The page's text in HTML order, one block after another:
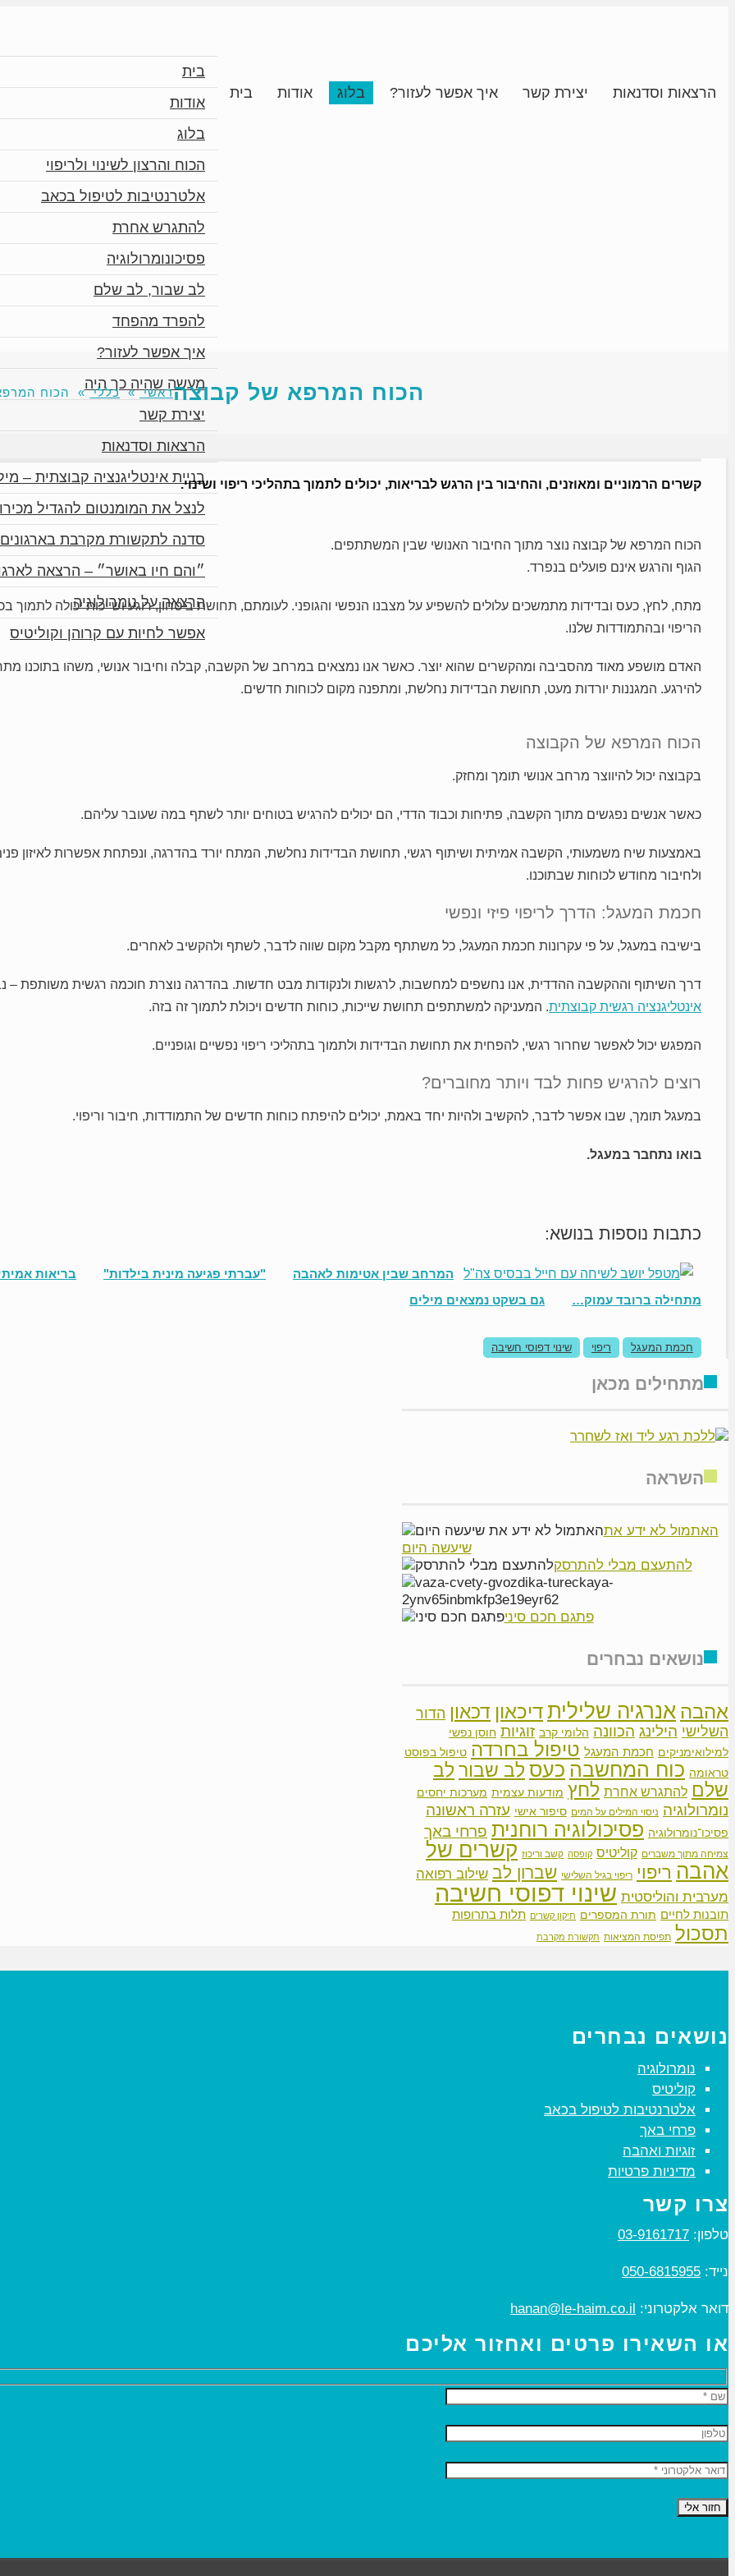
בית אודות בלוג איך אפשר לעזור? יצירת קשר הרצאות וסדנאות
בית
אודות
בלוג
הכוח והרצון לשינוי ולריפוי
אלטרנטיבות לטיפול בכאב
להתגרש אחרת
פסיכונומרולוגיה
לב שבור, לב שלם
להפרד מהפחד
איך אפשר לעזור?
מעשה שהיה כך היה
יצירת קשר
הרצאות וסדנאות
בניית אינטליגנציה קבוצתית –
לנצל את המומנטום להגדיל
סדנה לתקשורת מקרבת
״והם חיו באושר״ – הרצאה
הרצאה על נומרולוגיה
אפשר לחיות עם קרוהן וקוליטיס
הכוח המרפא של קבוצהראשי » כללי » הכוח
קשרים הרמוניים ומאוזנים, והחיבור בין הרגש לבריאות, יכולים לתמוך בתהליכי ריפוי ושינוי.
הכוח המרפא של קבוצה נוצר מתוך החיבור האנושי שבין המשתתפים.
הגוף והרגש אינם פועלים בנפרד.
מתח, לחץ, כעס ובדידות מתמשכים עלולים להשפיע על מצבנו הנפשי והגופני. לעומתם, תחושת ביטחון, רוגע ושייכות יכולה לתמוך
הריפוי ובהתמודדות שלנו.
האדם מושפע מאוד מהסביבה ומהקשרים שהוא יוצר. כאשר אנו נמצאים במרחב של הקשבה, קבלה וחיבור אנושי, משהו בתוכנו
להירגע. המגננות יורדות מעט, תחושת הבדידות נחלשת, ומתפנה מקום לכוחות חדשים.
הכוח המרפא של הקבוצה
בקבוצה יכול להיווצר מרחב אנושי תומך ומחזק.
כאשר אנשים נפגשים מתוך הקשבה, פתיחות וכבוד הדדי, הם יכולים להרגיש בטוחים יותר לשתף במה שעובר עליהם.
באמצעות שיח משמעותי, הקשבה אמיתית ושיתוף רגשי, תחושת הבדידות נחלשת, המתח יורד בהדרגה, ונפתחת אפשרות לאיזון
ולחיבור מחודש לכוחות שבתוכנו.
חכמת המעגל: הדרך לריפוי פיזי ונפשי
בישיבה במעגל, על פי עקרונות חכמת המעגל, כל משתתף מקבל מקום שווה לדבר, לשתף ולהקשיב לאחרים.
דרך השיתוף וההקשבה ההדדית, אנו נחשפים למחשבות, לרגשות ולנקודות מבט חדשות. בהדרגה נוצרת חוכמה רגשית משותפת –
אינטליגנציה רגשית קבוצתית. המעניקה למשתתפים תחושת שייכות, כוחות חדשים ויכולת לתמוך זה בזה.
המפגש יכול לאפשר שחרור רגשי, להפחית את תחושת הבדידות ולתמוך בתהליכי ריפוי נפשיים וגופניים.
רוצים להרגיש פחות לבד ויותר מחוברים?
במעגל תומך, שבו אפשר לדבר, להקשיב ולהיות יחד באמת, יכולים להיפתח כוחות חדשים של התמודדות, חיבור וריפוי.
בואו נתחבר במעגל.
כתבות נוספות בנושא:
המרחב שבין אטימות לאהבה "עברתי פגיעה מינית בילדות"
בריאות
מתחילה ברובד עמוק…
גם בשקט נמצאים מילים
חכמת המעגל ריפוי שינוי דפוסי חשיבה
מתחילים מכאן
השראה
האתמול לא ידע את
שיעשה היום
להתעצם מבלי להתרסק
פתגם חכם סיני
נושאים נבחרים
אהבה אנרגיה שליליתדיכאון דכאון הדור
השלישי הילינג הכוונה הלומי קרב זוגיות חוסן נפשי
למילואימניקים חכמת המעגל טיפול בחרדה טיפול בפוסט
טראומה כוח המחשבה כעס לב שבור לב
שלם להתגרש אחרת לחץ מודעות עצמית מערכות יחסים
נומרולוגיה ניסוי המילים על המים סיפור אישי עזרה ראשונה
פסיכו־נומרולוגיה פסיכולוגיה רוחנית פרחי באך
צמיחה מתוך משברים קוליטיס קופסה קשב וריכוז קשרים של
אהבה ריפוי ריפוי בגיל השלישי שברון לב שילוב רפואה
מערבית והוליסטית שינוי דפוסי חשיבה
תובנות לחיים תורת המספרים תיקון קשרים תלות בתרופות
תסכול תפיסת המציאות תקשורת מקרבת
נושאים נבחרים
נומרולוגיה
קוליטיס
אלטרנטיבות לטיפול בכאב
פרחי באך
זוגיות ואהבה
מדיניות פרטיות
צרו קשר
טלפון: 03-9161717
נייד: 050-6815955
דואר אלקטרוני: hanan@le-haim.co.il
או השאירו פרטים ואחזור אליכם